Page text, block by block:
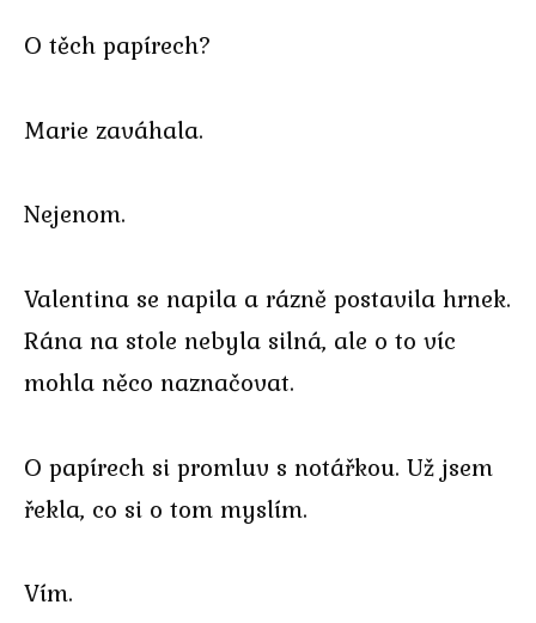
O těch papírech?
Marie zaváhala.
Nejenom.
Valentina se napila a rázně postavila hrnek.
Rána na stole nebyla silná, ale o to víc
mohla něco naznačovat.
O papírech si promluv s notářkou. Už jsem
řekla, co si o tom myslím.
Vím.